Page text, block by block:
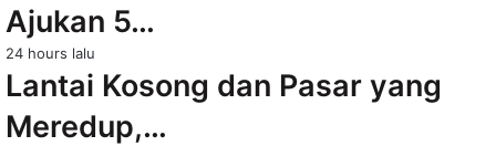
Ajukan 5…
24 hours lalu
Lantai Kosong dan Pasar yang
Meredup,…